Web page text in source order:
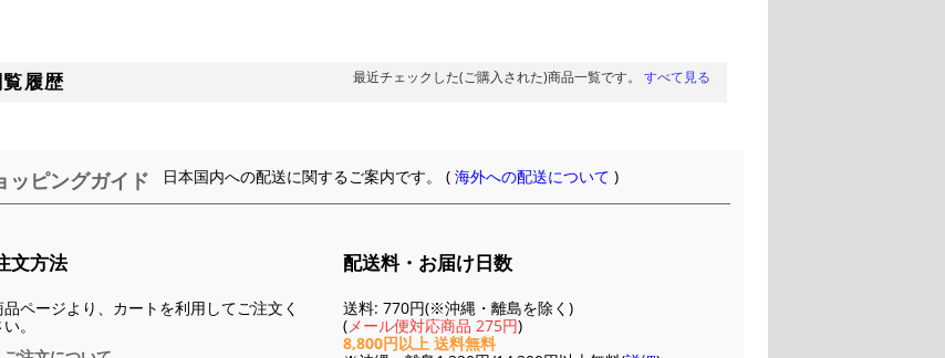
履歴 最近チェックした(ご購入された)商品一覧です。 すべて見る
ッピングガイド 日本国内への配送に関するご案内です。 (海外への配送について )
文方法
品ページより、カートを利用してご注文く
。
配送料・お届け日数
送料: 770円(※沖縄・離島を除く)
(メール便対応商品 275円)
8,800円以上 送料無料